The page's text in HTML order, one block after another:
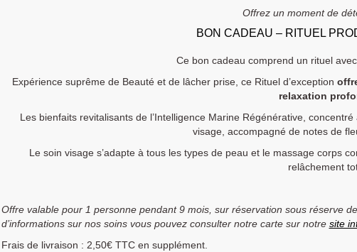
Offrez un moment de
BON CADEAU – RITUEL
Ce bon cadeau comprend un rituel
Expérience suprême de Beauté et de lâcher prise, ce Rituel d’exception
relaxation
Les bienfaits revitalisants de l’Intelligence Marine Régénérative,
visage, accompagné de notes de
Le soin visage s’adapte à tous les types de peau et le massage corps
relâchement
Offre valable pour 1 personne pendant 9 mois, sur réservation sous réserve
d’informations sur nos soins vous pouvez consulter notre carte sur notre site
Frais de livraison : 2,50€ TTC en supplément.